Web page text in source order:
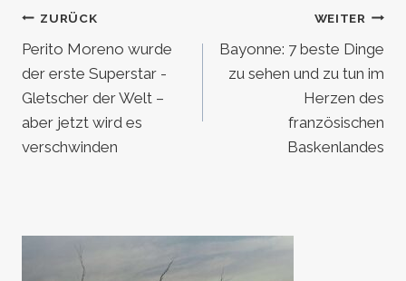
Beitragsnavigation
ZURÜCK
Perito Moreno wurde
der erste Superstar -
Gletscher der Welt –
aber jetzt wird es
verschwinden
WEITER
Bayonne: 7 beste Dinge
zu sehen und zu tun im
Herzen des
französischen
Baskenlandes